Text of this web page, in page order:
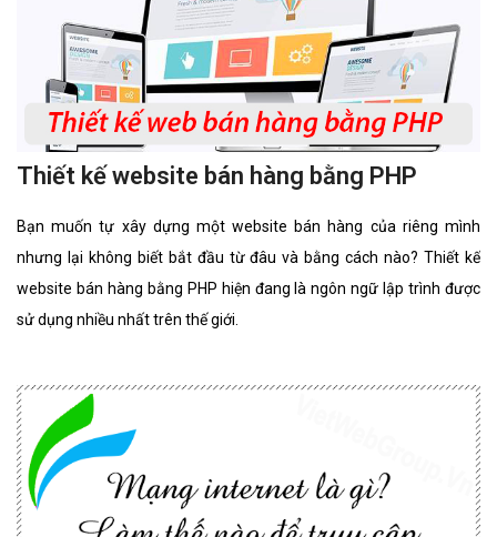
Thiết kế website bán hàng bằng PHP
Bạn muốn tự xây dựng một website bán hàng của riêng mình
nhưng lại không biết bắt đầu từ đâu và bằng cách nào? Thiết kế
website bán hàng bằng PHP hiện đang là ngôn ngữ lập trình được
sử dụng nhiều nhất trên thế giới.